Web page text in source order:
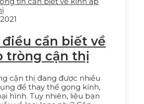
cần biết về
tròng cận thị
cận thị đang được nhiều
để thay thế gọng kính,
hình. Tuy nhiên, liệu bạn